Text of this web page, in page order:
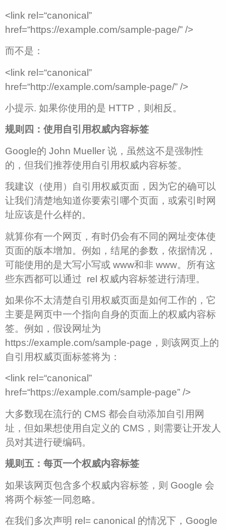
<link rel=“canonical”
href=“https://example.com/sample-page/” />
而不是：
<link rel=“canonical”
href=“http://example.com/sample-page/” />
小提示. 如果你使用的是 HTTP，则相反。
规则四：使用自引用权威内容标签
Google的 John Mueller 说，虽然这不是强制性
的，但我们推荐使用自引用权威内容标签。
我建议（使用）自引用权威页面，因为它的确可以
让我们清楚地知道你要索引哪个页面，或索引时网
址应该是什么样的。
就算你有一个网页，有时仍会有不同的网址变体使
页面的版本增加。例如，结尾的参数，依据情况，
可能使用的是大写小写或 www和非 www。所有这
些东西都可以通过 rel 权威内容标签进行清理。
如果你不太清楚自引用权威页面是如何工作的，它
主要是网页中一个指向自身的页面上的权威内容标
签。例如，假设网址为
https://example.com/sample-page，则该网页上的
自引用权威页面标签将为：
<link rel=“canonical”
href=“https://example.com/sample-page” />
大多数现在流行的 CMS 都会自动添加自引用网
址，但如果想使用自定义的 CMS，则需要让开发人
员对其进行硬编码。
规则五：每页一个权威内容标签
如果该网页包含多个权威内容标签，则 Google 会
将两个标签一同忽略。
在我们多次声明 rel= canonical 的情况下，Google